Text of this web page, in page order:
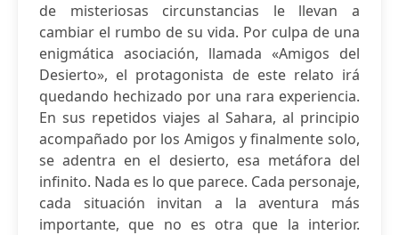
de misteriosas circunstancias le llevan a
cambiar el rumbo de su vida. Por culpa de una
enigmática asociación, llamada «Amigos del
Desierto», el protagonista de este relato irá
quedando hechizado por una rara experiencia.
En sus repetidos viajes al Sahara, al principio
acompañado por los Amigos y finalmente solo,
se adentra en el desierto, esa metáfora del
infinito. Nada es lo que parece. Cada personaje,
cada situación invitan a la aventura más
importante, que no es otra que la interior.